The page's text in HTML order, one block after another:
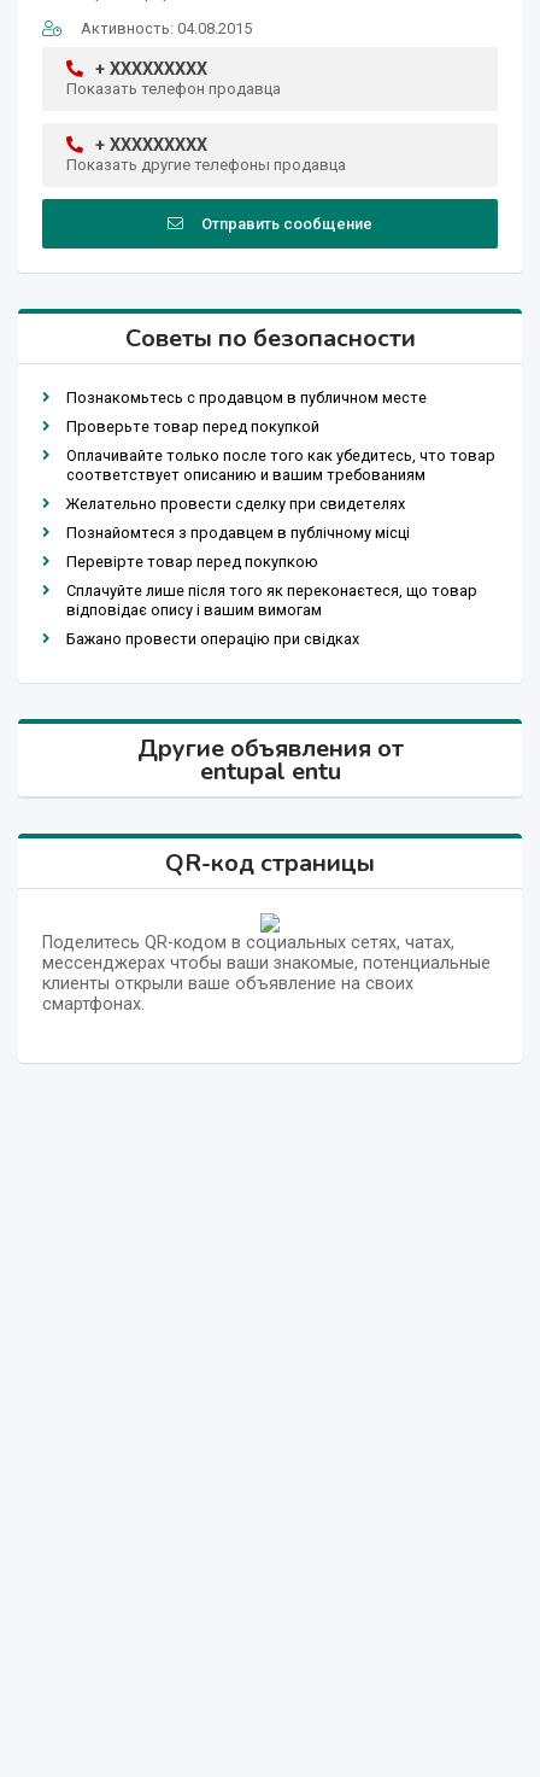
Активность: 04.08.2015
+ XXXXXXXXX
Показать телефон продавца
+ XXXXXXXXX
Показать другие телефоны продавца
Отправить сообщение
Советы по безопасности
Познакомьтесь с продавцом в публичном месте
Проверьте товар перед покупкой
Оплачивайте только после того как убедитесь, что товар
соответствует описанию и вашим требованиям
Желательно провести сделку при свидетелях
Познайомтеся з продавцем в публічному місці
Перевірте товар перед покупкою
Сплачуйте лише після того як переконаєтеся, що товар
відповідає опису і вашим вимогам
Бажано провести операцію при свідках
Другие объявления от
entupal entu
QR-код страницы
Поделитесь QR-кодом в социальных сетях, чатах,
мессенджерах чтобы ваши знакомые, потенциальные
клиенты открыли ваше объявление на своих
смартфонах.